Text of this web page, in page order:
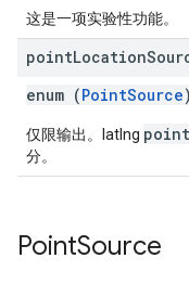
这是一项实验性功能。
pointLocation
enum (PointSource)
仅限输出。latlng point
分。
PointSource